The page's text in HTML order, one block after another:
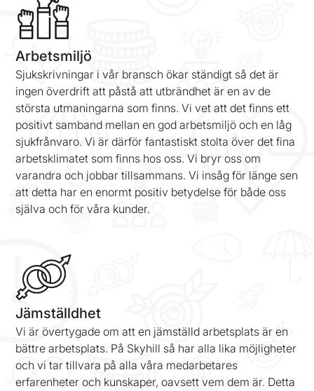
Arbetsmiljö
Sjukskrivningar i vår bransch ökar ständigt så det är
ingen överdrift att påstå att utbrändhet är en av de
största utmaningarna som finns. Vi vet att det finns ett
positivt samband mellan en god arbetsmiljö och en låg
sjukfrånvaro. Vi är därför fantastiskt stolta över det fina
arbetsklimatet som finns hos oss. Vi bryr oss om
varandra och jobbar tillsammans. Vi insåg för länge sen
att detta har en enormt positiv betydelse för både oss
själva och för våra kunder.
Jämställdhet
Vi är övertygade om att en jämställd arbetsplats är en
bättre arbetsplats. På Skyhill så har alla lika möjligheter
och vi tar tillvara på alla våra medarbetares
erfarenheter och kunskaper, oavsett vem dem är. Detta